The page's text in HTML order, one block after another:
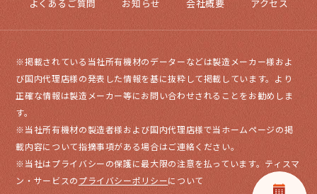
よくあるご質問
お知らせ 会社概要 アクセス
※掲載されている当社所有機材のデーターなどは製造メーカー様およ
び国内代理店様の発表した情報を基に抜粋して掲載しています。より
正確な情報は製造メーカー等にお問い合わせされることをお勧めしま
す。
※当社所有機材の製造者様および国内代理店様で当ホームページの掲
載内容について指摘事項がある場合はご連絡ください。
※当社はプライバシーの保護に最大限の注意を払っています。ティスマ
ン・サービスのプライバシーポリシーについて